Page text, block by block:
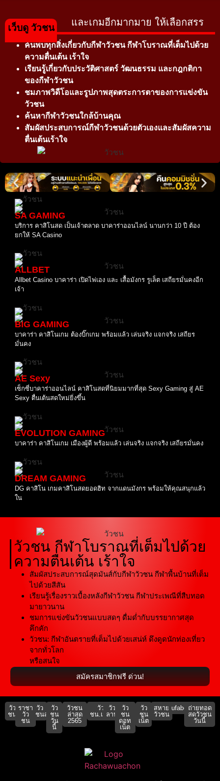
และเกมอีกมากมาย ให้เลือกสรร
ค้นพบทุกสิ่งเกี่ยวกับกีฬาวัวชน กีฬาโบราณที่เต็มไปด้วย
ความตื่นเต้น เร้าใจ
เรียนรู้เกี่ยวกับประวัติศาสตร์ วัฒนธรรม และกฎกติกา
ของกีฬาวัวชน
ชมภาพวิดีโอและรูปภาพสุดตระการตาของการแข่งขัน
วัวชน
ค้นหากีฬาวัวชนใกล้บ้านคุณ
สัมผัสประสบการณ์กีฬาวัวชนด้วยตัวเองและสัมผัสความ
ตื่นเต้นเร้าใจ
เว็บดู วัวชน
SA GAMING
บริการ คาสิโนสด เป็นเจ้าตลาด บาคาร่าออนไลน์ นานกว่า 10 ปี ต้อง
ยกให้ SA Casino
ALLBET
Allbet Casino บาคาร่า เปิดไพ่เอง และ เสื้อมังกร รูเล็ต เสถียรมั่นคงอีก
เจ้า
BIG GAMING
บาคาร่า คาสิโนเกม ต้องบิ๊กเกม พร้อมแล้ว เล่นจริง แจกจริง เสถียร
มั่นคง
AE Sexy
เซ็กซี่บาคาร่าออนไลน์ คาสิโนสดที่นิยมมากที่สุด Sexy Gaming สู่ AE
Sexy ตื่นเต้นสดใหม่ยิ่งขึ้น
EVOLUTION GAMING
บาคาร่า คาสิโนเกม เมืองผู้ดี พร้อมแล้ว เล่นจริง แจกจริง เสถียรมั่นคง
DREAM GAMING
DG คาสิโน เกมคาสิโนสดยอดฮิท จากแดนมังกร พร้อมให้คุณสนุกแล้ว
ใน
วัวชน กีฬาโบราณที่เต็มไปด้วย
ความตื่นเต้น เร้าใจ
สัมผัสประสบการณ์สุดมันส์กับกีฬาวัวชน กีฬาพื้นบ้านที่เต็ม
ไปด้วยสีสัน
เรียนรู้เรื่องราวเบื้องหลังกีฬาวัวชน กีฬาประเพณีที่สืบทอด
มายาวนาน
ชมการแข่งขันวัวชนแบบสดๆ ดื่มด่ำกับบรรยากาศสุด
คึกคัก
วัวชน: กีฬาอันตรายที่เต็มไปด้วยเสน่ห์ ดึงดูดนักท่องเที่ยว
จากทั่วโลก
หรือสนใจ
สมัครสมาชิกฟรี ด่วน!
วัว
ชน
ราชา
วัว
ชน
วัว
ชนสด
วัว
ชน
วัน
นี้
วัวชน
ล่าสุด
2565
วัว
ชน.เน็ต
วัว
ลาน
วัว
ชน
ดอท
เน็ต
วัว
ชน
เน็ต
สหาย
วัวชน
ufabet911ถ่ายทอด
สดวัวชน
วันนี้